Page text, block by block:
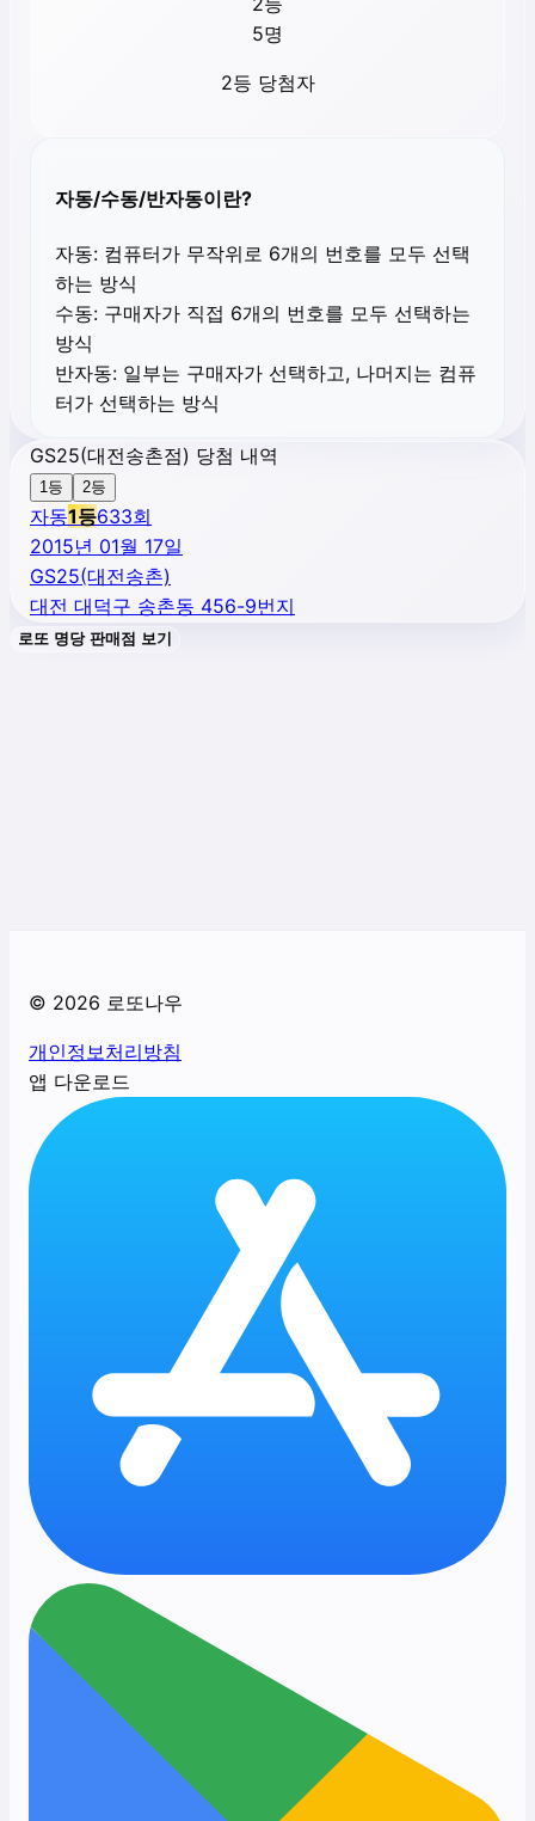
5명
2등 당첨자
자동/수동/반자동이란?
자동: 컴퓨터가 무작위로 6개의 번호를 모두 선택
하는 방식
수동: 구매자가 직접 6개의 번호를 모두 선택하는
방식
반자동: 일부는 구매자가 선택하고, 나머지는 컴퓨
터가 선택하는 방식
GS25(대전송촌점) 당첨 내역
1등 2등
자동1등633회
2015년 01월 17일
GS25(대전송촌)
대전 대덕구 송촌동 456-9번지
로또 명당 판매점 보기
© 2026 로또나우
개인정보처리방침
앱 다운로드